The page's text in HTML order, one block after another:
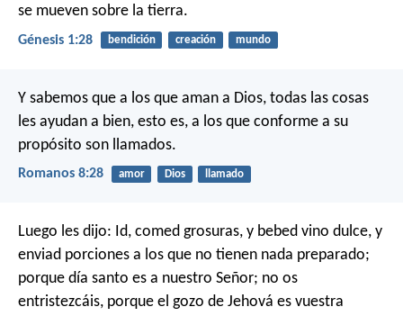
se mueven sobre la tierra.
Génesis 1:28 bendición creación mundo
Y sabemos que a los que aman a Dios, todas las cosas
les ayudan a bien, esto es, a los que conforme a su
propósito son llamados.
Romanos 8:28 amor Dios llamado
Luego les dijo: Id, comed grosuras, y bebed vino dulce, y
enviad porciones a los que no tienen nada preparado;
porque día santo es a nuestro Señor; no os
entristezcáis, porque el gozo de Jehová es vuestra